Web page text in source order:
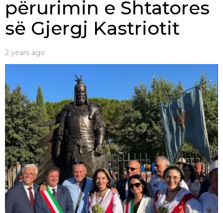
përurimin e Shtatores
së Gjergj Kastriotit
2 years ago